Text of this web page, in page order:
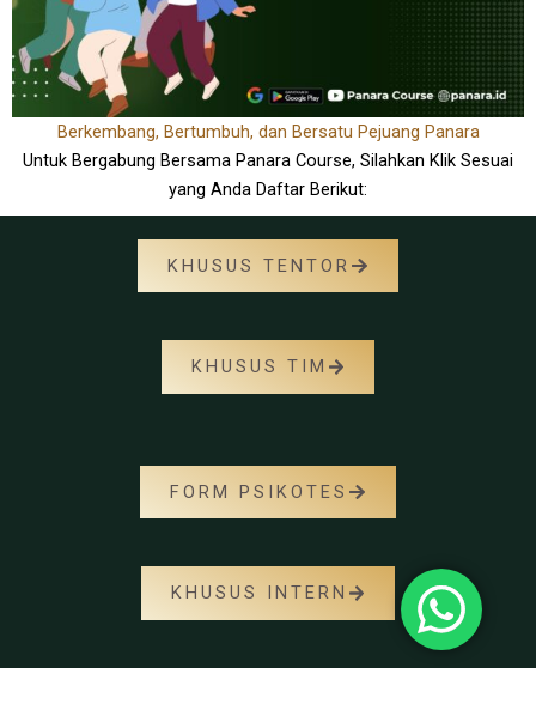
Berkembang, Bertumbuh, dan Bersatu Pejuang Panara
Untuk Bergabung Bersama Panara Course, Silahkan Klik Sesuai
yang Anda Daftar Berikut:
KHUSUS TENTOR
KHUSUS TIM
FORM PSIKOTES
KHUSUS INTERN